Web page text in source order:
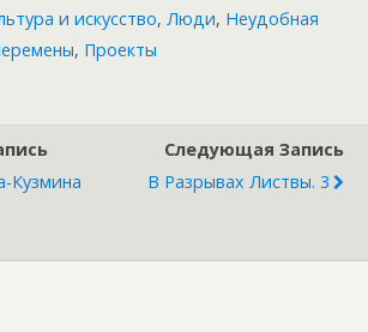
и искусство, Люди, Неудобная
, Проекты
Кузмина
Следующая Запись
В Разрывах Листвы. 3